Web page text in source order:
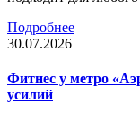
Подробнее
30.07.2026
Фитнес у метро
усилий